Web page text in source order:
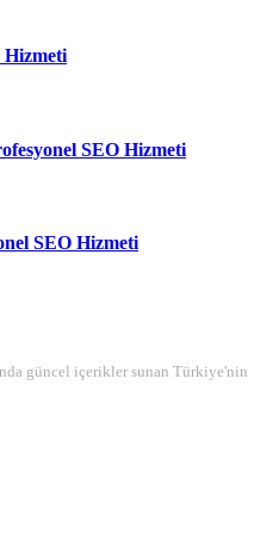
Hizmeti
SEO Hizmeti
SEO Hizmeti
güncel içerikler sunan Türkiye'nin